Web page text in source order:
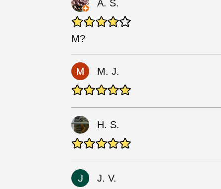
A. S.
M?
M. J.
H. S.
J. V.